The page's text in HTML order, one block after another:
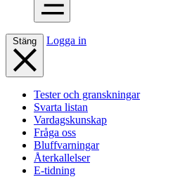
Stäng Logga in
Tester och granskningar
Svarta listan
Vardagskunskap
Fråga oss
Bluffvarningar
Återkallelser
E-tidning